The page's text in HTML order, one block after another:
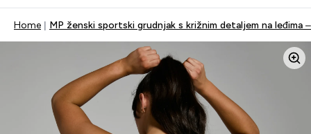
Home MP ženski sportski grudnjak s križnim detaljem na leđima